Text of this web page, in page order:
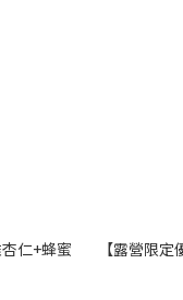
仁+蜂蜜
【露營限